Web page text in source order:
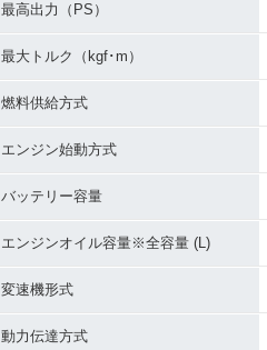
最高出力（PS）
最大トルク（kgf･m）
燃料供給方式
エンジン始動方式
バッテリー容量
エンジンオイル容量※全容量 (L)
変速機形式
動力伝達方式